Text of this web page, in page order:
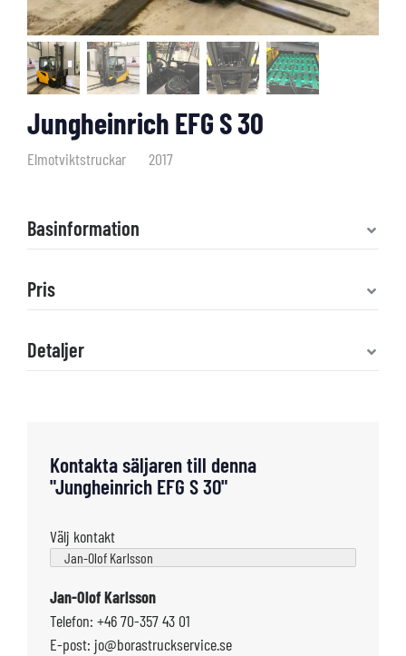
Jungheinrich EFG S 30
Elmotviktstruckar 2017
Basinformation
Pris
Detaljer
Kontakta säljaren till denna
"Jungheinrich EFG S 30"
Välj kontakt
Jan-Olof Karlsson
Telefon: +46 70-357 43 01
E-post: jo@borastruckservice.se